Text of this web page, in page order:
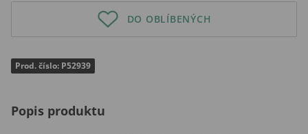
DO OBLÍBENÝCH
Prod. číslo: P52939
Popis produktu